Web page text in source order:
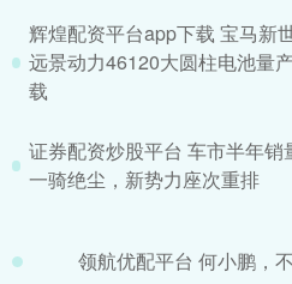
辉煌配资平台app下载 宝马新
远景动力46120大圆柱电池量
载
证券配资炒股平台 车市半年销
一骑绝尘，新势力座次重排
领航优配平台 何小鹏，